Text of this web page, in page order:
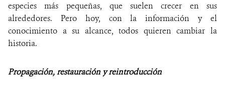
especies más pequeñas, que suelen crecer en sus
alrededores. Pero hoy, con la información y el
conocimiento a su alcance, todos quieren cambiar la
historia.
Propagación, restauración y reintroducción